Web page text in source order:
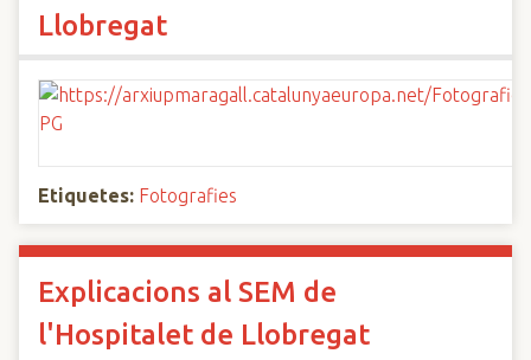
Llobregat
Etiquetes: Fotografies
Explicacions al SEM de
l'Hospitalet de Llobregat